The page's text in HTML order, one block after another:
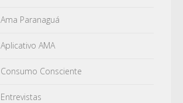
Ama Paranaguá
Aplicativo AMA
Consumo Consciente
Entrevistas